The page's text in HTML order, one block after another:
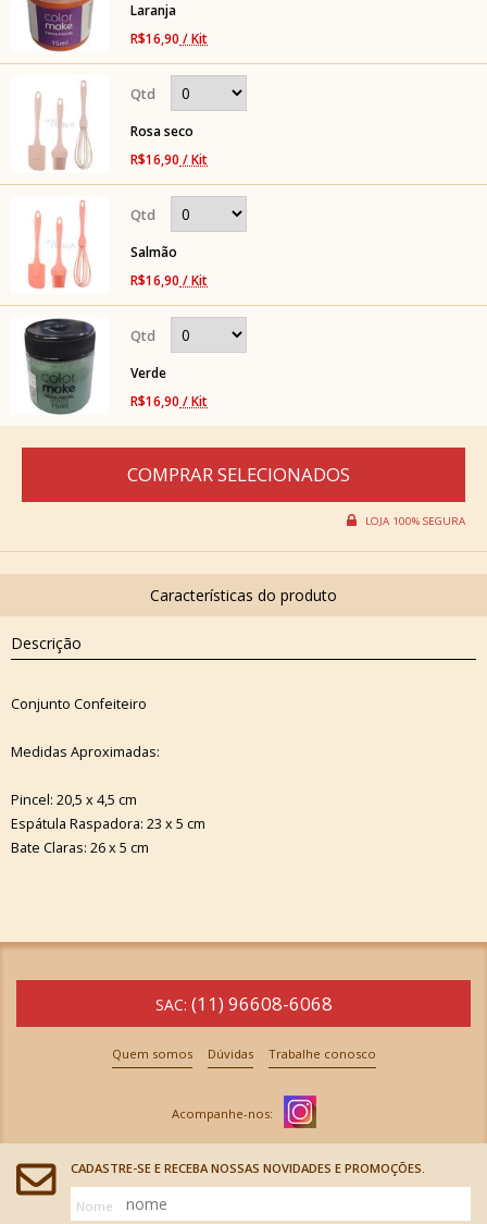
Laranja
R$16,90 / Kit
Rosa seco
R$16,90 / Kit
Salmão
R$16,90 / Kit
Verde
R$16,90 / Kit
Descrição
Conjunto Confeiteiro
Medidas Aproximadas:
Pincel: 20,5 x 4,5 cm
Espátula Raspadora: 23 x 5 cm
Bate Claras: 26 x 5 cm
SAC: (11) 96608-6068
Quem somos Dúvidas Trabalhe conosco
CADASTRE-SE E RECEBA NOSSAS NOVIDADES E PROMOÇÕES.
Nome